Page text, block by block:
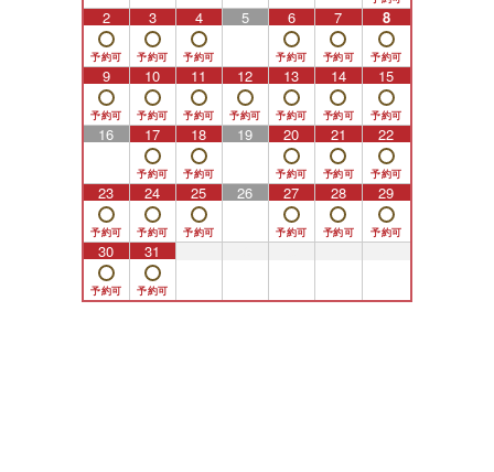
2 3 4 5 6 7 8
9 10 11 12 13 14 15
16 17 18 19 20 21 22
23 24 25 26 27 28 29
30 31